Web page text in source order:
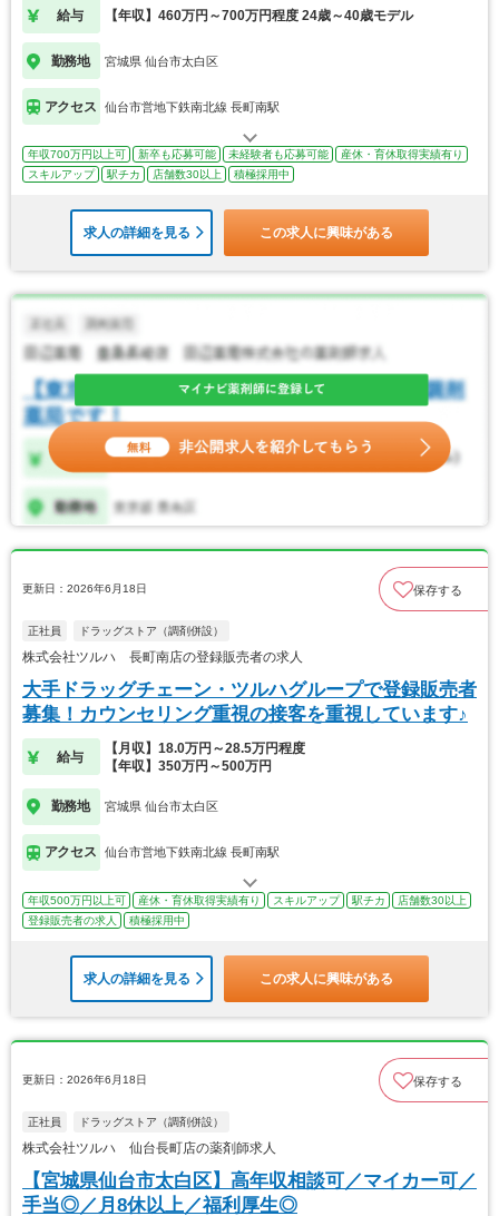
給与 【年収】460万円～700万円程度 24歳～40歳モデル
勤務地 宮城県 仙台市太白区
アクセス 仙台市営地下鉄南北線 長町南駅
年収700万円以上可 新卒も応募可能 未経験者も応募可能
産休・育休取得実績有り
スキルアップ
駅チカ 店舗数30以上 積極採用中
求人の詳細を見る この求人に興味がある
更新日：2026年6月18日 保存する
正社員 ドラッグストア（調剤併設）
株式会社ツルハ 長町南店の登録販売者の求人
大手ドラッグチェーン・ツルハグループで登録販売者
募集！カウンセリング重視の接客を重視しています♪
給与
【月収】18.0万円～28.5万円程度
【年収】350万円～500万円
勤務地 宮城県 仙台市太白区
アクセス 仙台市営地下鉄南北線 長町南駅
年収500万円以上可 産休・育休取得実績有り スキルアップ 駅チカ
店舗数30以上
登録販売者の求人
積極採用中
求人の詳細を見る この求人に興味がある
更新日：2026年6月18日 保存する
正社員 ドラッグストア（調剤併設）
株式会社ツルハ 仙台長町店の薬剤師求人
【宮城県仙台市太白区】高年収相談可／マイカー可／
手当◎／月8休以上／福利厚生◎